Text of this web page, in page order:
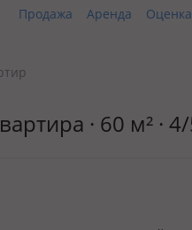
Продажа Аренда Оценка
· 60 м² ·